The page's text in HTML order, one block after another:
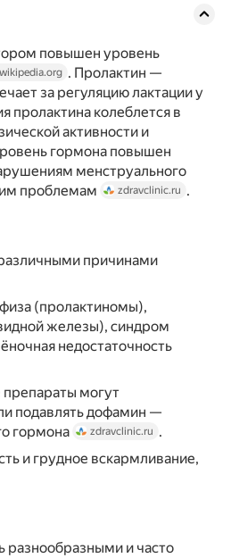
повышен уровень
. Пролактин —
за регуляцию лактации у
пролактина колеблется в
активности и
гормона повышен
менструального
проблемам
zdravclinic.ru .
причинами
(пролактиномы),
железы), синдром
недостаточность
препараты могут
подавлять дофамин —
гормона
zdravclinic.ru .
и грудное вскармливание,
и часто